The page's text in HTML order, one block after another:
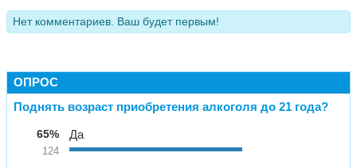
Нет комментариев. Ваш будет первым!
ОПРОС
Поднять возраст приобретения алкоголя до 21 года?
65%
124
Да